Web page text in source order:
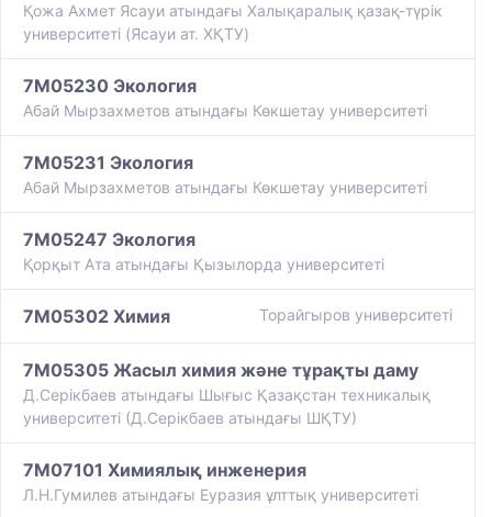
Қожа Ахмет Ясауи атындағы Халықаралық қазақ-түрiк
университетi (Ясауи ат. ХҚТУ)
7M05230 Экология
Абай Мырзахметов атындағы Көкшетау университеті
7M05231 Экология
Абай Мырзахметов атындағы Көкшетау университеті
7M05247 Экология
Қорқыт Ата атындағы Қызылорда университеті
7M05302 Химия Торайгыров университеті
7M05305 Жасыл химия және тұрақты даму
Д.Серікбаев атындағы Шығыс Қазақстан техникалық
университеті (Д.Серікбаев атындағы ШҚТУ)
7M07101 Химиялық инженерия
Л.Н.Гумилев атындағы Еуразия ұлттық университеті